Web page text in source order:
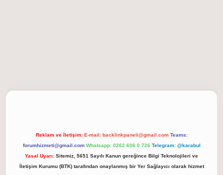
Reklam ve İletişim: E-mail: backlinkpaneli@gmail.com Teams:
forumhizmeti@gmail.com Whatsapp: 0262 606 0 726 Telegram: @karabul
Yasal Uyarı: Sitemiz, 5651 Sayılı Kanun gereğince Bilgi Teknolojileri ve
İletişim Kurumu (BTK) tarafından onaylanmış bir Yer Sağlayıcı olarak hizmet